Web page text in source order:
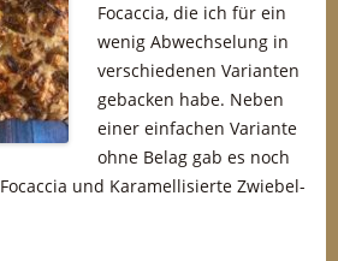
Focaccia, die ich für ein
wenig Abwechselung in
verschiedenen Varianten
gebacken habe. Neben
einer einfachen Variante
ohne Belag gab es noch
und Karamellisierte Zwiebel-